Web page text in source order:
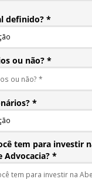
definido? *
ou não? *
*
tem para investir
Advocacia? *